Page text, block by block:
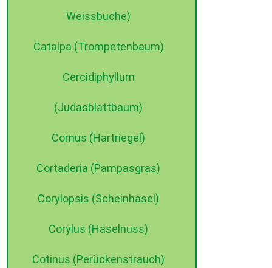
Weissbuche)
Catalpa (Trompetenbaum)
Cercidiphyllum
(Judasblattbaum)
Cornus (Hartriegel)
Cortaderia (Pampasgras)
Corylopsis (Scheinhasel)
Corylus (Haselnuss)
Cotinus (Perückenstrauch)